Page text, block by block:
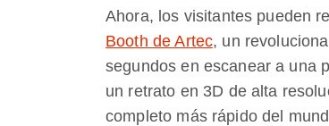
Ahora, los visitantes pueden
Booth de Artec, un
segundos en escanear a una
un retrato en 3D de alta
completo más rápido del